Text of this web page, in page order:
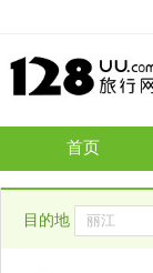
首页
目的地